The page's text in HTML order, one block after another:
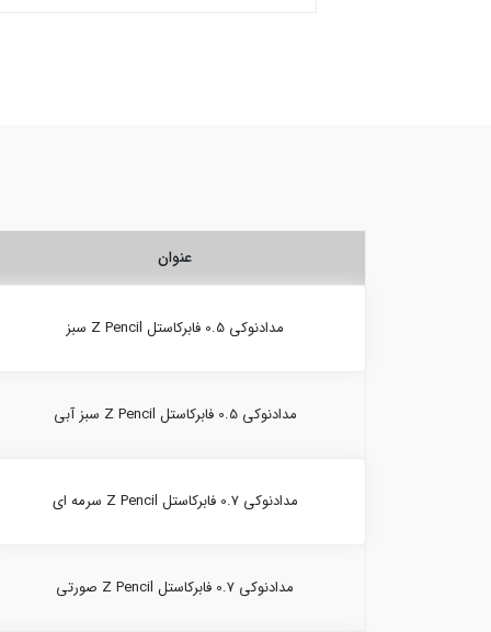
عنوان
مدادنوکی 0.5 فابرکاستل Z Pencil سبز
مدادنوکی 0.5 فابرکاستل Z Pencil سبز آبی
مدادنوکی 0.7 فابرکاستل Z Pencil سرمه ای
مدادنوکی 0.7 فابرکاستل Z Pencil صورتی